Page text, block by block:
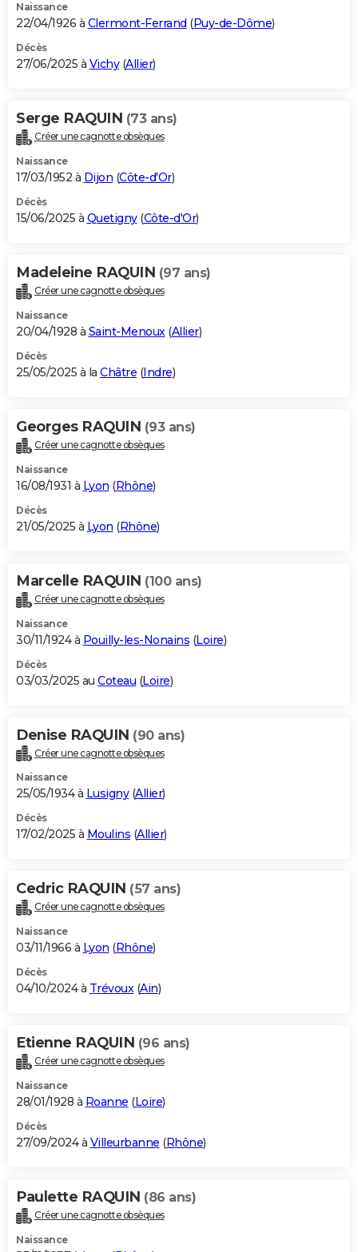
Naissance
22/04/1926 à Clermont-Ferrand (Puy-de-Dôme)
Décès
27/06/2025 à Vichy(Allier)
Serge RAQUIN (73 ans)
Créer une cagnotte obsèques
Naissance
17/03/1952 à Dijon (Côte-d'Or)
Décès
15/06/2025 à Quetigny(Côte-d'Or)
Madeleine RAQUIN (97 ans)
Créer une cagnotte obsèques
Naissance
20/04/1928 à Saint-Menoux(Allier)
Décès
25/05/2025 à la Châtre (Indre)
Georges RAQUIN (93 ans)
Créer une cagnotte obsèques
Naissance
16/08/1931 à Lyon (Rhône)
Décès
21/05/2025 à Lyon (Rhône)
Marcelle RAQUIN (100 ans)
Créer une cagnotte obsèques
Naissance
30/11/1924 à Pouilly-les-Nonains (Loire)
Décès
03/03/2025 au Coteau (Loire)
Denise RAQUIN (90 ans)
Créer une cagnotte obsèques
Naissance
25/05/1934 à Lusigny(Allier)
Décès
17/02/2025 à Moulins (Allier)
Cedric RAQUIN (57 ans)
Créer une cagnotte obsèques
Naissance
03/11/1966 à Lyon (Rhône)
Décès
04/10/2024 à Trévoux(Ain)
Etienne RAQUIN (96 ans)
Créer une cagnotte obsèques
Naissance
28/01/1928 à Roanne (Loire)
Décès
27/09/2024 à Villeurbanne (Rhône)
Paulette RAQUIN (86 ans)
Créer une cagnotte obsèques
Naissance